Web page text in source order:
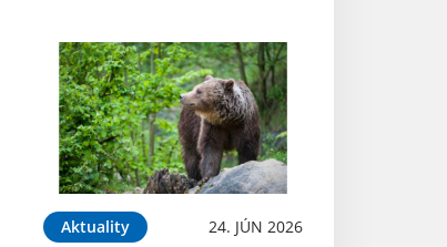
Aktuality 24. JÚN 2026